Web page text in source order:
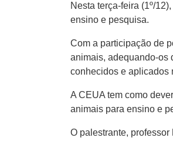
Nesta terça-feira (1º/
ensino e pesquisa.
Com a participação de
animais, adequando-os
conhecidos e aplicados
A CEUA tem como
animais para ensino e
O palestrante,